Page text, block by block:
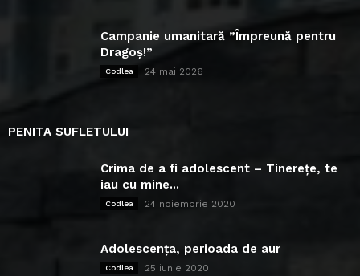
Campanie umanitară ”Împreună pentru
Dragoș!”
Codlea 24 mai 2026
PENITA SUFLETULUI
Crima de a fi adolescent – Tinerețe, te
iau cu mine...
Codlea 24 noiembrie 2020
Adolescența, perioada de aur
Codlea 25 iunie 2020